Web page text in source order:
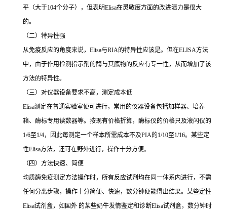
平（大于104个分子），但表明Elisa在灵敏度方面的改进潜力是很大
的。
（二）特异性强
从免疫反应的角度来说， Elisa与RIA的特异性应该是。但在ELISA方法
中，由于作用检测指示剂的酶与其底物的反应有专一性，从而增加了该
方法的特异性。
（三）对仪器设备要求不高，测定成本低
Elisa测定在普通实验室便可进行，常用的仪器设备包括加样器、培养
箱、酶标专用读数器等。按现有价格折算，酶标仪的价格只及液闪仪的
1/6至1/4，因此每测定一个样本所需成本不及PIA的1/10至1/16。某些定
性Elisa方法，还可在野外进行，操作十分方便。
（四）方法快速、简便
均质酶免疫测定方法操作时，所有反应试剂均在同一体系内进行，不需
任何分离步骤，操作十分简便、快速，数分钟便能得出结果。某些定性
Elisa试剂盒，如国外 的某些奶牛发情鉴定和诊断Elisa试剂盒，数分钟时